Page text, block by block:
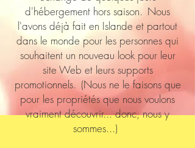
d'hébergement hors saison. Nous
l'avons déjà fait en Islande et partout
dans le monde pour les personnes qui
souhaitent un nouveau look pour leur
site Web et leurs supports
promotionnels. (Nous ne le faisons que
pour les propriétés que nous voulons
vraiment découvrir... donc, nous y
sommes...)